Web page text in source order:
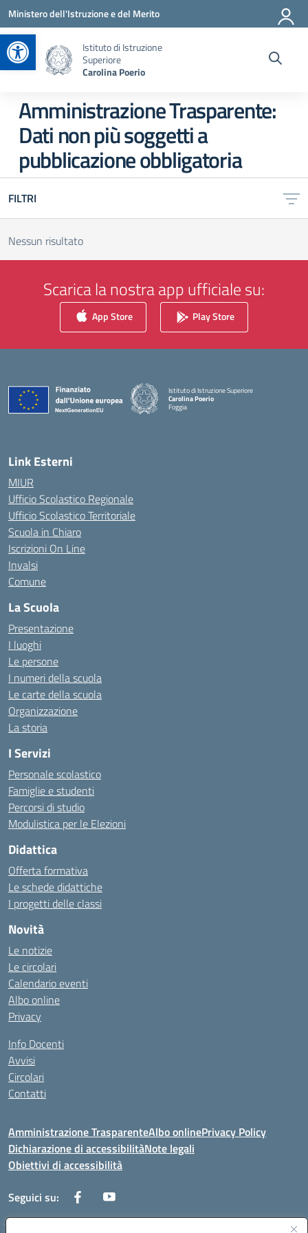
Apri la barra degli strumenti
Vai ai contenuti
Vai al menu di navigazione
Vai al footer
Ministero dell'Istruzione e del Merito
Istituto di Istruzione
Superiore
Carolina Poerio
Amministrazione Trasparente:
Dati non più soggetti a
pubblicazione obbligatoria
FILTRI
Nessun risultato
Scarica la nostra app ufficiale su:
App Store Play Store
Istituto di Istruzione Superiore
Carolina Poerio
Foggia
— Visita la pagina iniziale della scuola
Link Esterni
MIUR
Ufficio Scolastico Regionale
Ufficio Scolastico Territoriale
Scuola in Chiaro
Iscrizioni On Line
Invalsi
Comune
La Scuola
Presentazione
I luoghi
Le persone
I numeri della scuola
Le carte della scuola
Organizzazione
La storia
I Servizi
Personale scolastico
Famiglie e studenti
Percorsi di studio
Modulistica per le Elezioni
Didattica
Offerta formativa
Le schede didattiche
I progetti delle classi
Novità
Le notizie
Le circolari
Calendario eventi
Albo online
Privacy
Info Docenti
Avvisi
Circolari
Contatti
Amministrazione TrasparenteAlbo onlinePrivacy Policy
Dichiarazione di accessibilitàNote legali
Obiettivi di accessibilità
Seguici su: